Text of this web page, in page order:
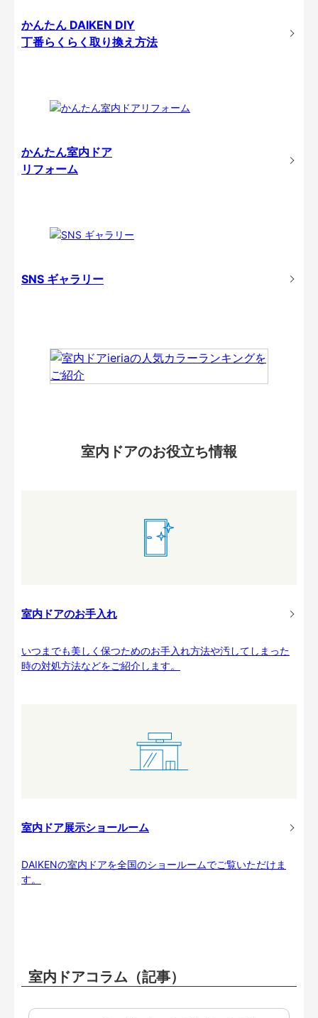
かんたん DAIKEN DIY
丁番らくらく取り換え方法
かんたん室内ドア
リフォーム
SNS ギャラリー
室内ドアのお役立ち情報
室内ドアのお手入れ
いつまでも美しく保つためのお手入れ方法や汚してしまった
時の対処方法などをご紹介します。
室内ドア展示ショールーム
DAIKENの室内ドアを全国のショールームでご覧いただけま
す。
室内ドアコラム（記事）